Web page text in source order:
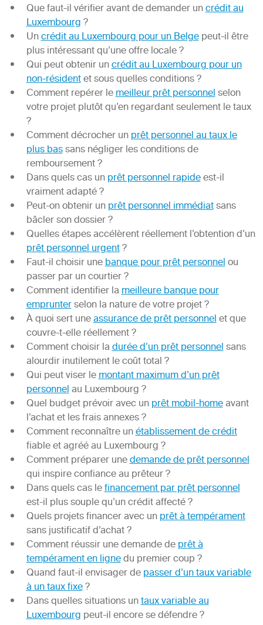
Que faut-il vérifier avant de demander uncrédit au
Luxembourg?
Uncrédit au Luxembourg pour un Belgepeut-il être
plus intéressant qu’une offre locale ?
Qui peut obtenir uncrédit au Luxembourg pour un
non-résidentet sous quelles conditions ?
Comment repérer lemeilleur prêt personnelselon
votre projet plutôt qu’en regardant seulement le taux
?
Comment décrocher unprêt personnel au taux le
plus bassans négliger les conditions de
remboursement ?
Dans quels cas unprêt personnel rapideest-il
vraiment adapté ?
Peut-on obtenir unprêt personnel immédiatsans
bâcler son dossier ?
Quelles étapes accélèrent réellement l’obtention d’un
prêt personnel urgent?
Faut-il choisir unebanque pour prêt personnelou
passer par un courtier ?
Comment identifier lameilleure banque pour
emprunterselon la nature de votre projet ?
À quoi sert uneassurance de prêt personnelet que
couvre-t-elle réellement ?
Comment choisir ladurée d’un prêt personnelsans
alourdir inutilement le coût total ?
Qui peut viser lemontant maximum d’un prêt
personnelau Luxembourg ?
Quel budget prévoir avec unprêt mobil-homeavant
l’achat et les frais annexes ?
Comment reconnaître unétablissement de crédit
fiable et agréé au Luxembourg ?
Comment préparer unedemande de prêt personnel
qui inspire confiance au prêteur ?
Dans quels cas lefinancement par prêt personnel
est-il plus souple qu’un crédit affecté ?
Quels projets financer avec unprêt à tempérament
sans justificatif d’achat ?
Comment réussir une demande deprêt à
tempérament en lignedu premier coup ?
Quand faut-il envisager depasser d’un taux variable
à un taux fixe?
Dans quelles situations untaux variable au
Luxembourgpeut-il encore se défendre ?